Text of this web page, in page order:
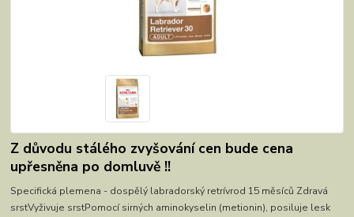
Z důvodu stálého zvyšování cen bude cena
upřesněna po domluvě !!
Specifická plemena - dospělý labradorský retrívrod 15 měsíců Zdravá
srstVyživuje srstPomocí sirných aminokyselin (metionin), posiluje lesk